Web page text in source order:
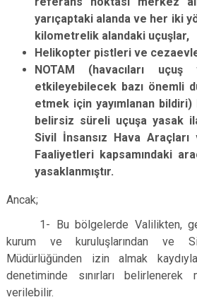
yarıçaptaki alanda ve her iki
kilometrelik alandaki uçuşlar,
Helikopter pistleri ve
NOTAM (havacıları
etkileyebilecek bazı önemli
etmek için yayımlanan
belirsiz süreli uçuşa yasak
Sivil İnsansız Hava Araçları
Faaliyetleri kapsamındaki
yasaklanmıştır.
Ancak;
1- Bu bölgelerde Valilikten,
kurum ve kuruluşlarından ve
Müdürlüğünden izin almak
denetiminde sınırları belirlenerek
verilebilir.